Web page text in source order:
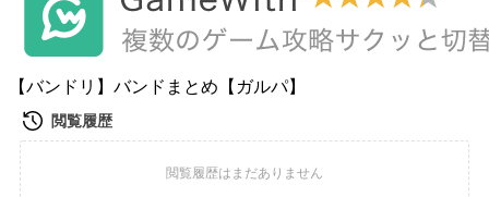
【バンドリ】バンドまとめ【ガルパ】